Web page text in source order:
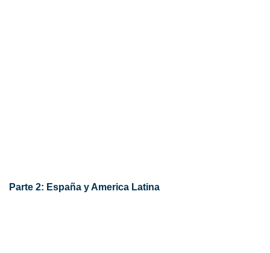
Parte 2: España y America Latina